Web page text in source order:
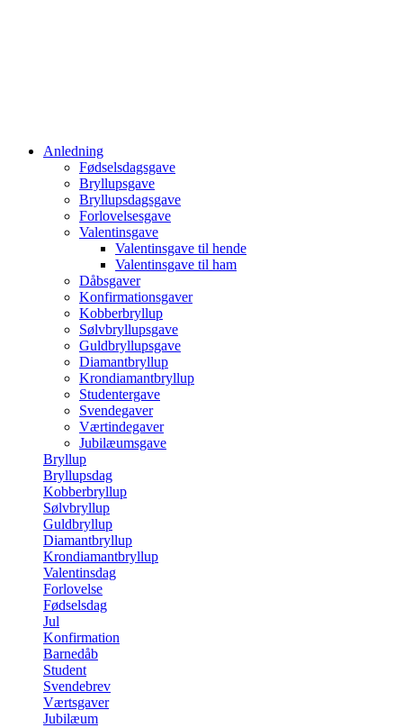
Anledning
Fødselsdagsgave
Bryllupsgave
Bryllupsdagsgave
Forlovelsesgave
Valentinsgave
Valentinsgave til hende
Valentinsgave til ham
Dåbsgaver
Konfirmationsgaver
Kobberbryllup
Sølvbryllupsgave
Guldbryllupsgave
Diamantbryllup
Krondiamantbryllup
Studentergave
Svendegaver
Værtindegaver
Jubilæumsgave
Bryllup
Bryllupsdag
Kobberbryllup
Sølvbryllup
Guldbryllup
Diamantbryllup
Krondiamantbryllup
Valentinsdag
Forlovelse
Fødselsdag
Jul
Konfirmation
Barnedåb
Student
Svendebrev
Værtsgaver
Jubilæum